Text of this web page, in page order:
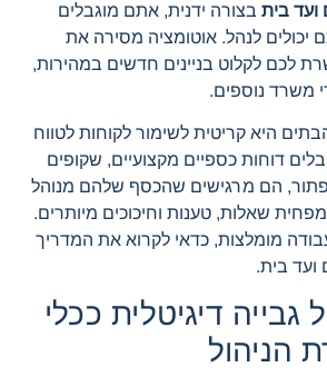
בית בצורה ידנית, אתם מוגבלים
לנהל. אוטומציה מסירה את
לכם לקלוט בניינים חדשים במהירות,
משרד נוספים.
היא קריטית לשימור לקוחות לטווח
דוחות כספיים מקצועיים, שקופים
הם מרגישים שהכסף שלהם מנוהל
מפחית שאלות, טענות וחיכוכים מיותרים.
מומלצות, כדאי לקרוא את המדריך
ועד בית.
גבייה דיגיטלית ככלי
הניהול